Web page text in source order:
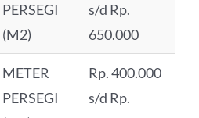
PERSEGI
(M2)
s/d Rp.
650.000
METER
PERSEGI
Rp. 400.000
s/d Rp.